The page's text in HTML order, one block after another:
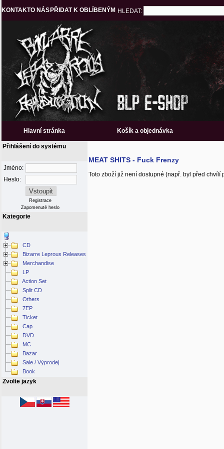
KONTAKTO NÁS PŘIDAT K OBLÍBENÝM HLEDAT:
Hlavní stránka Košík a objednávka
Přihlášení do systému
Jméno:
Heslo:
Registrace
Zapomenuté heslo
Kategorie
CD
Bizarre Leprous Releases
Merchandise
LP
Action Set
Split CD
Others
7EP
Ticket
Cap
DVD
MC
Bazar
Sale / Výprodej
Book
Zvolte jazyk
MEAT SHITS - Fuck Frenzy
Toto zboží již není dostupné (např. byl před chvílí